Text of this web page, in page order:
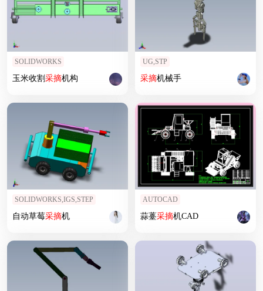
SOLIDWORKS
玉米收割采摘机构
UG,STP
采摘机械手
SOLIDWORKS,IGS,STEP
自动草莓采摘机
AUTOCAD
蒜薹采摘机CAD